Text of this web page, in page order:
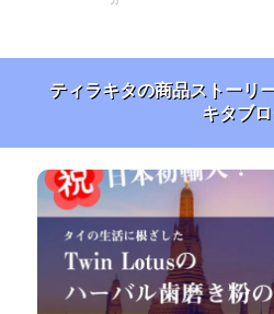
ティラキタの商品ストーリ
キタブ